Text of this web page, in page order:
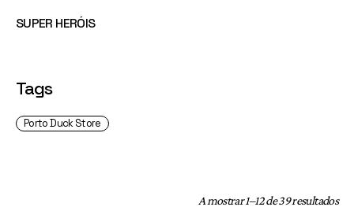
A mostrar 1–12 de 39 resultados
SUPER HERÓIS
Tags
Porto Duck Store